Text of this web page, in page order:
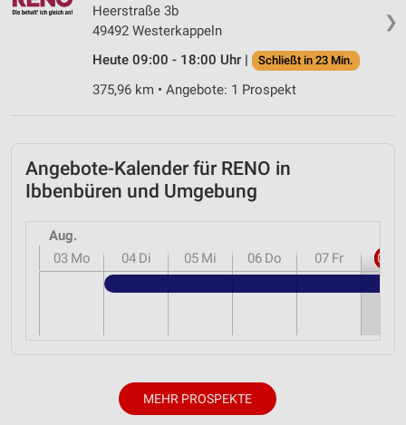
❯
Heerstraße 3b
49492 Westerkappeln
Heute 09:00 - 18:00 Uhr |
Schließt in 23 Min.
375,96 km • Angebote: 1 Prospekt
Angebote-Kalender für RENO in
Ibbenbüren und Umgebung
Aug.
03 Mo 04 Di 05 Mi 06 Do 07 Fr 08
MEHR PROSPEKTE